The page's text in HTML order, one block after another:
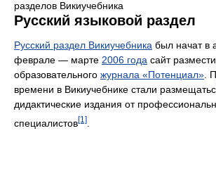
разделов Викиучебника
Русский языковой раздел
Русский раздел Викиучебника был начат в
феврале — марте 2006 года сайт
образовательного журнала «Потенциал».
времени в Викиучебнике стали
дидактические издания от
специалистов[1]